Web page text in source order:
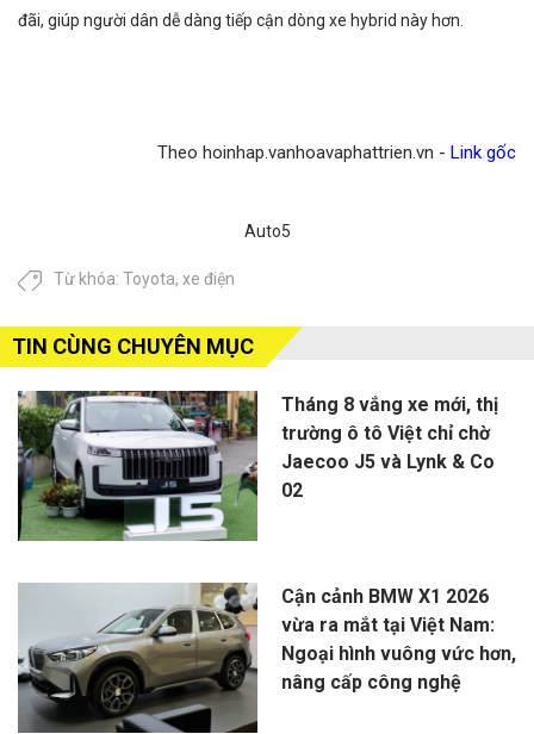
đãi, giúp người dân dễ dàng tiếp cận dòng xe hybrid này hơn.
Theo hoinhap.vanhoavaphattrien.vn - Link gốc
Auto5
Từ khóa: Toyota, xe điện
TIN CÙNG CHUYÊN MỤC
Tháng 8 vắng xe mới, thị
trường ô tô Việt chỉ chờ
Jaecoo J5 và Lynk & Co
02
Cận cảnh BMW X1 2026
vừa ra mắt tại Việt Nam:
Ngoại hình vuông vức hơn,
nâng cấp công nghệ